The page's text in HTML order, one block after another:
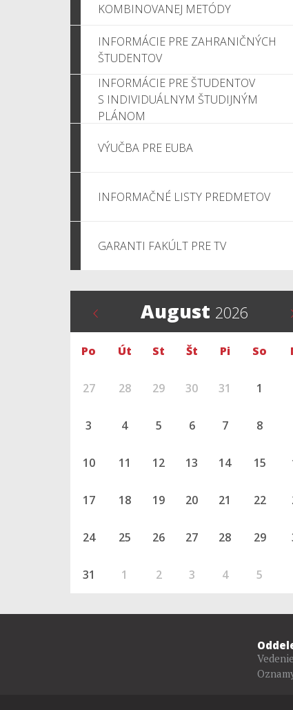
KOMBINOVANEJ METÓDY
INFORMÁCIE PRE ZAHRANIČNÝCH
ŠTUDENTOV
INFORMÁCIE PRE ŠTUDENTOV
S INDIVIDUÁLNYM ŠTUDIJNÝM
PLÁNOM
VÝUČBA PRE EUBA
INFORMAČNÉ LISTY PREDMETOV
GARANTI FAKÚLT PRE TV
August 2026
Po Út St Št Pi So
27 28 29 30 31 1
3 4 5 6 7 8
10 11 12 13 14 15
17 18 19 20 21 22
24 25 26 27 28 29
31 1 2 3 4 5